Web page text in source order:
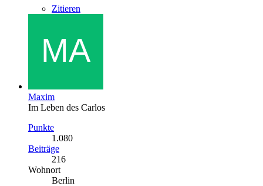
Zitieren
Maxim
Im Leben des Carlos
Punkte
1.080
Beiträge
216
Wohnort
Berlin